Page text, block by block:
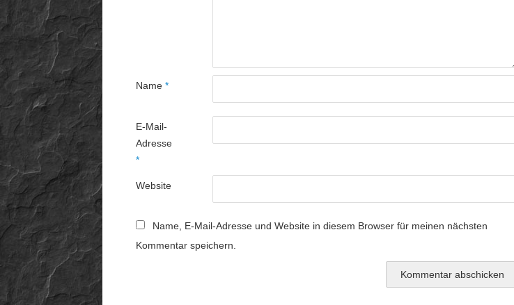
Name *
E-Mail-
Adresse
*
Website
Name, E-Mail-Adresse und Website in diesem Browser für meinen nächsten
Kommentar speichern.